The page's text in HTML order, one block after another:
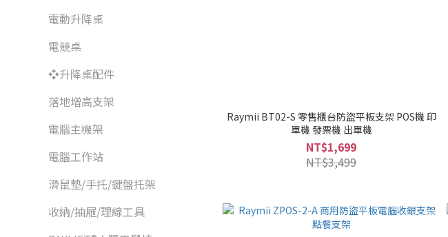
電動升降桌
電競桌
❖升降桌配件
落地增高支架
電腦主機架
電腦工作站
滑鼠墊/手托/鍵盤托架
收納/抽屜/理線工具
Raymii BT02-S 零售櫃台防盜平板支架 POS機 印
單機 發票機 出單機
NT$1,699
NT$3,499